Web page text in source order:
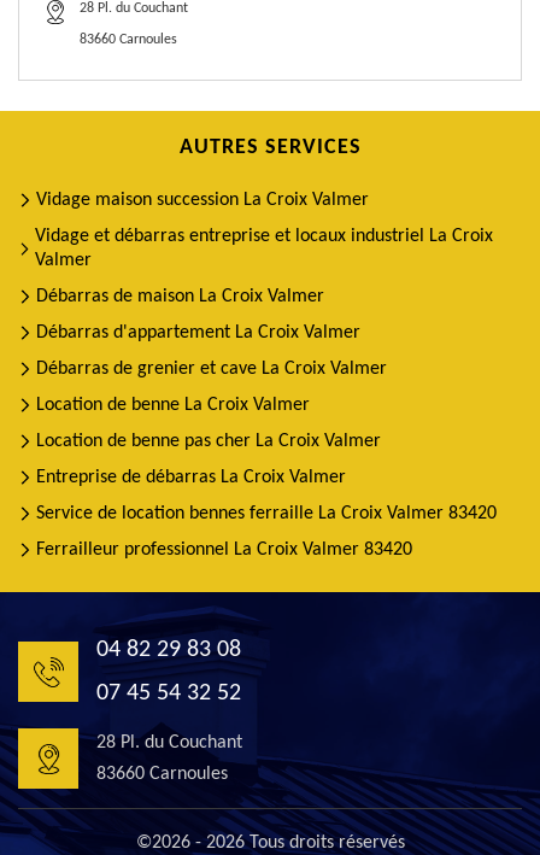
28 Pl. du Couchant
83660 Carnoules
AUTRES SERVICES
Vidage maison succession La Croix Valmer
Vidage et débarras entreprise et locaux industriel La Croix
Valmer
Débarras de maison La Croix Valmer
Débarras d'appartement La Croix Valmer
Débarras de grenier et cave La Croix Valmer
Location de benne La Croix Valmer
Location de benne pas cher La Croix Valmer
Entreprise de débarras La Croix Valmer
Service de location bennes ferraille La Croix Valmer 83420
Ferrailleur professionnel La Croix Valmer 83420
04 82 29 83 08
07 45 54 32 52
28 Pl. du Couchant
83660 Carnoules
©2026 - 2026 Tous droits réservés